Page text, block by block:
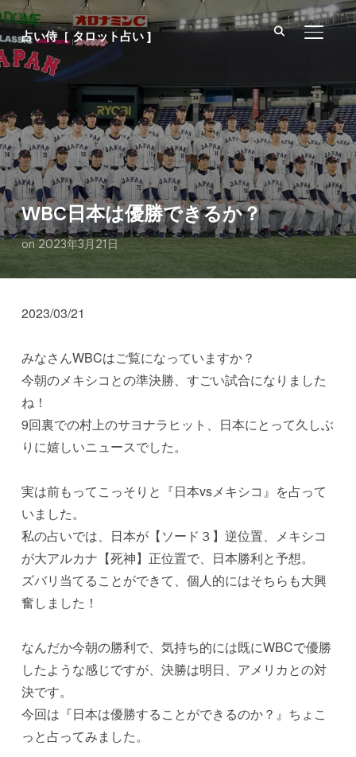
占い侍［ タロット占い ] サイド
WBC日本は優勝できるか？
on 2023年3月21日
2023/03/21
みなさんWBCはご覧になっていますか？
今朝のメキシコとの準決勝、すごい試合になりました
ね！
9回裏での村上のサヨナラヒット、日本にとって久しぶ
りに嬉しいニュースでした。
実は前もってこっそりと『日本vsメキシコ』を占って
いました。
私の占いでは、日本が【ソード３】逆位置、メキシコ
が大アルカナ【死神】正位置で、日本勝利と予想。
ズバリ当てることができて、個人的にはそちらも大興
奮しました！
なんだか今朝の勝利で、気持ち的には既にWBCで優勝
したような感じですが、決勝は明日、アメリカとの対
決です。
今回は『日本は優勝することができるのか？』ちょこ
っと占ってみました。